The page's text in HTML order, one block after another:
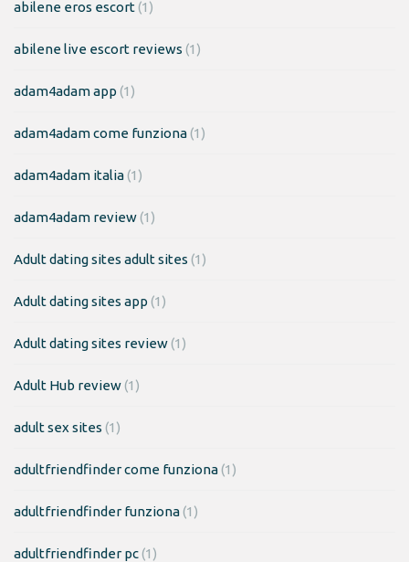
abilene eros escort(1)
abilene live escort reviews (1)
adam4adam app (1)
adam4adam come funziona(1)
adam4adam italia(1)
adam4adam review(1)
Adult dating sites adult sites (1)
Adult dating sites app (1)
Adult dating sites review(1)
Adult Hub review(1)
adult sex sites (1)
adultfriendfinder come funziona(1)
adultfriendfinder funziona(1)
adultfriendfinder pc(1)